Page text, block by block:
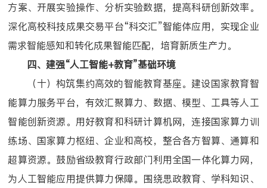
方案、开展实验操作、分析实验数据，提高科研创新效率。
深化高校科技成果交易平台“科交汇”智能体应用，实现企业
需求智能感知和转化成果智能匹配，培育新质生产力。
四、建强“人工智能+教育”基础环境
（十）构筑集约高效的智能教育基座。建设国家教育智
能算力服务平台，有效汇聚算力、数据、模型、工具等人工
智能创新资源。用好教育和科研计算机网，连接国家算力训
练场、国家算力枢纽、企业和高校，整合各方智算、通算和
超算资源。鼓励省级教育行政部门利用全国一体化算力网，
为人工智能应用提供算力保障。围绕思政教育、学科知识、